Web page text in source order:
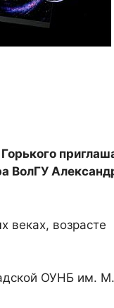
ВолГУ
веках, возрасте
ОУНБ им. М.